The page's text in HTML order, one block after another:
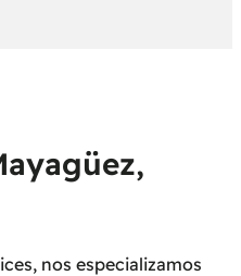
nos especializamos